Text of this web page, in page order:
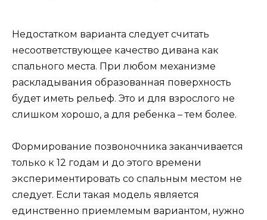
Недостатком варианта следует считать
несоответствующее качество дивана как
спального места. При любом механизме
раскладывания образованная поверхность
будет иметь рельеф. Это и для взрослого не
слишком хорошо, а для ребенка – тем более.
Формирование позвоночника заканчивается
только к 12 годам и до этого времени
экспериментировать со спальным местом не
следует. Если такая модель является
единственно приемлемым вариантом, нужно